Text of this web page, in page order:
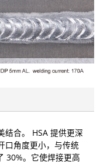
结合。 HSA 提供更深
口角度更小，与传统
30%。它使焊接更高